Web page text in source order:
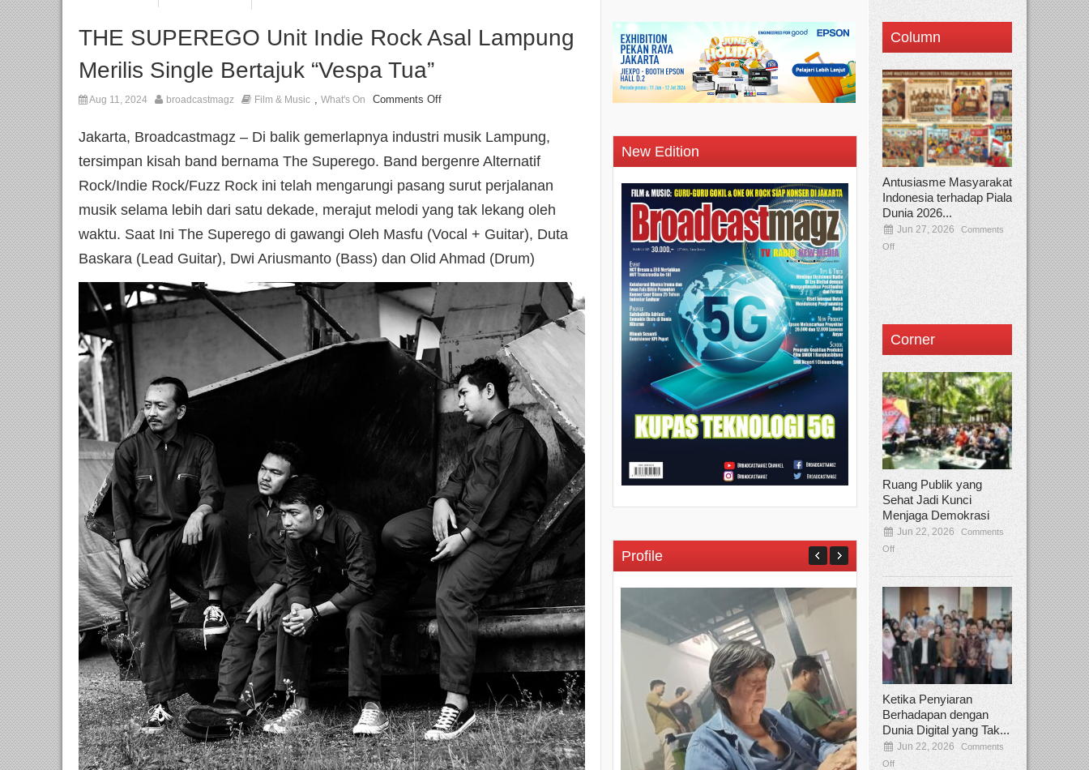
THE SUPEREGO Unit Indie Rock Asal Lampung
Merilis Single Bertajuk “Vespa Tua”
Aug 11, 2024 broadcastmagz Film & Music , What's On Comments Off
Jakarta, Broadcastmagz – Di balik gemerlapnya industri musik Lampung,
tersimpan kisah band bernama The Superego. Band bergenre Alternatif
Rock/Indie Rock/Fuzz Rock ini telah mengarungi pasang surut perjalanan
musik selama lebih dari satu dekade, merajut melodi yang tak lekang oleh
waktu. Saat Ini The Superego di gawangi Oleh Masfu (Vocal + Guitar), Duta
Baskara (Lead Guitar), Dwi Ariusmanto (Bass) dan Olid Ahmad (Drum)
New Edition
Profile
Column
Antusiasme Masyarakat
Indonesia terhadap Piala
Dunia 2026...
Jun 27, 2026
Comments
Off
Corner
Ruang Publik yang
Sehat Jadi Kunci
Menjaga Demokrasi
Jun 22, 2026
Comments
Off
Ketika Penyiaran
Berhadapan dengan
Dunia Digital yang Tak...
Jun 22, 2026
Comments
Off